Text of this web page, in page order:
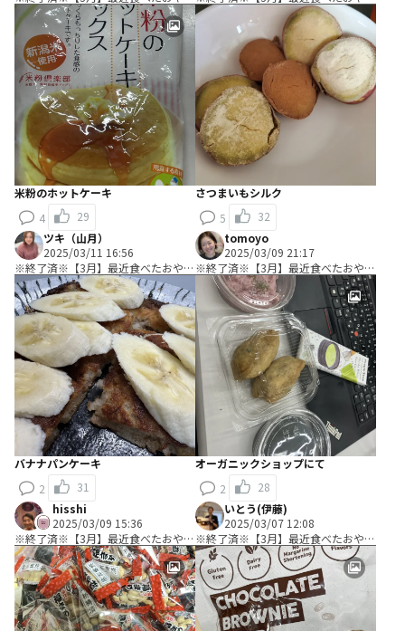
教えて！
米粉のホットケーキ
4
29
教えて！
さつまいもシルク
5
32
ツキ（山月）
2025/03/11 16:56
※終了済※【3月】最近食べたおやつ
教えて！
バナナパンケーキ
2
31
tomoyo
2025/03/09 21:17
※終了済※【3月】最近食べたおやつ
教えて！
オーガニックショップにて
2
28
hisshi
2025/03/09 15:36
※終了済※【3月】最近食べたおやつ
教えて！
いとう(伊藤)
2025/03/07 12:08
※終了済※【3月】最近食べたおやつ
教えて！